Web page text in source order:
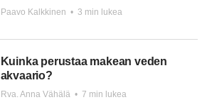
Paavo Kalkkinen • 3 min lukea
Kuinka perustaa makean veden
akvaario?
Rva. Anna Vähälä • 7 min lukea